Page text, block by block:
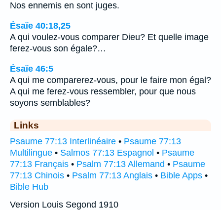
Nos ennemis en sont juges.
Ésaïe 40:18,25
A qui voulez-vous comparer Dieu? Et quelle image
ferez-vous son égale?…
Ésaïe 46:5
A qui me comparerez-vous, pour le faire mon égal?
A qui me ferez-vous ressembler, pour que nous
soyons semblables?
Links
Psaume 77:13 Interlinéaire • Psaume 77:13
Multilingue • Salmos 77:13 Espagnol • Psaume
77:13 Français • Psalm 77:13 Allemand • Psaume
77:13 Chinois • Psalm 77:13 Anglais • Bible Apps •
Bible Hub
Version Louis Segond 1910